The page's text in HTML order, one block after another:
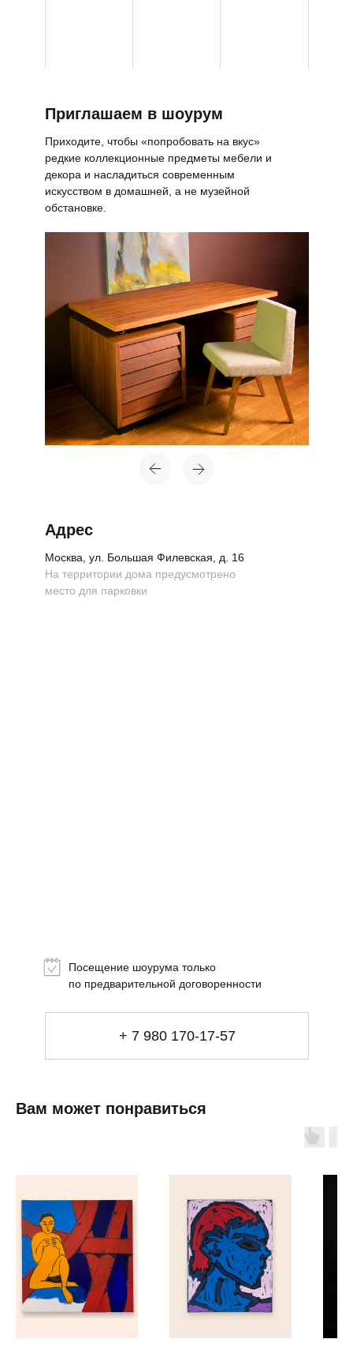
+ 7 980 170-17-57
Посещение шоурума только
по предварительной договоренности
Москва, ул. Большая Филевская, д. 16
Адрес
Приглашаем в шоурум
На территории дома предусмотрено
место для парковки
Приходите, чтобы «попробовать на вкус»
редкие коллекционные предметы мебели и
декора и насладиться современным
искусством в домашней, а не музейной
обстановке.
Вам может понравиться
Декор
Ценность обретения
комфорта
Купить за 100 000 ₽
Купить за 100 000 ₽